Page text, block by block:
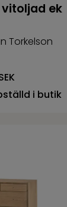
ek
Torkelson
i butik